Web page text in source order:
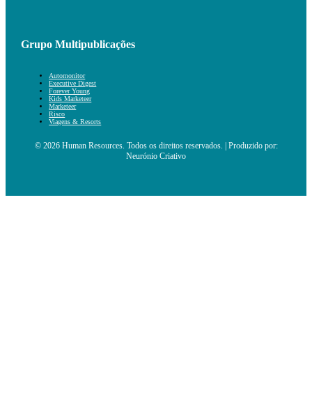
Grupo Multipublicações
Automonitor
Executive Digest
Forever Young
Kids Marketeer
Marketeer
Risco
Viagens & Resorts
© 2026 Human Resources. Todos os direitos reservados. | Produzido por:
Neurónio Criativo